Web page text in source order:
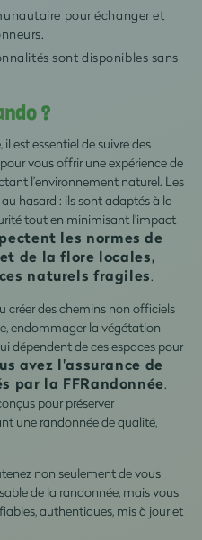
pour échanger et
sont disponibles sans
?
est essentiel de suivre des
vous offrir une expérience de
l’environnement naturel. Les
hasard : ils sont adaptés à la
tout en minimisant l'impact
les normes de
de la flore locales,
naturels fragiles.
créer des chemins non officiels
endommager la végétation
dépendent de ces espaces pour
avez l'assurance de
par la FFRandonnée.
pour préserver
une randonnée de qualité,
non seulement de vous
de la randonnée, mais vous
authentiques, mis à jour et